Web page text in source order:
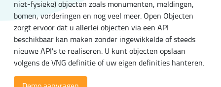
niet-fysieke) objecten zoals monumenten, meldingen,
bomen, vorderingen en nog veel meer. Open Objecten
zorgt ervoor dat u allerlei objecten via een API
beschikbaar kan maken zonder ingewikkelde of steeds
nieuwe API's te realiseren. U kunt objecten opslaan
volgens de VNG definitie of uw eigen definities hanteren.